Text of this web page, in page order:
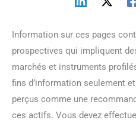
Information sur ces pages
prospectives qui impliquent
marchés et instruments
fins d’information seulement
perçus comme une
ces actifs. Vous devez